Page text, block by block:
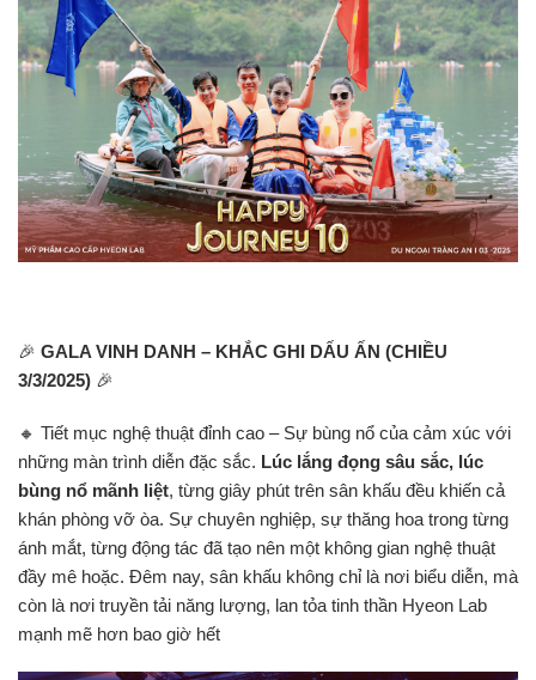
🎉 GALA VINH DANH – KHẮC GHI DẤU ẤN (CHIỀU
3/3/2025) 🎉
🔸 Tiết mục nghệ thuật đỉnh cao – Sự bùng nổ của cảm xúc với
những màn trình diễn đặc sắc. Lúc lắng đọng sâu sắc, lúc
bùng nổ mãnh liệt, từng giây phút trên sân khấu đều khiến cả
khán phòng vỡ òa. Sự chuyên nghiệp, sự thăng hoa trong từng
ánh mắt, từng động tác đã tạo nên một không gian nghệ thuật
đầy mê hoặc. Đêm nay, sân khấu không chỉ là nơi biểu diễn, mà
còn là nơi truyền tải năng lượng, lan tỏa tinh thần Hyeon Lab
mạnh mẽ hơn bao giờ hết